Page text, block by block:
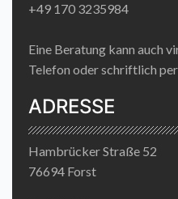
+49 170 3235984
Eine Beratung kann auch
Telefon oder schriftlich
ADRESSE
Hambrücker Straße 52
76694 Forst